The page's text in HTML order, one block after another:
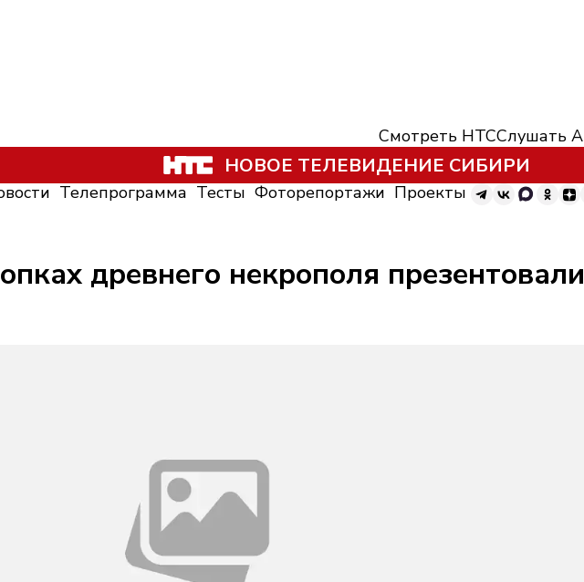
Смотреть НТССлушать
НОВОЕ ТЕЛЕВИДЕНИЕ СИБИРИ
Телепрограмма Тесты Фоторепортажи Проекты
древнего некрополя